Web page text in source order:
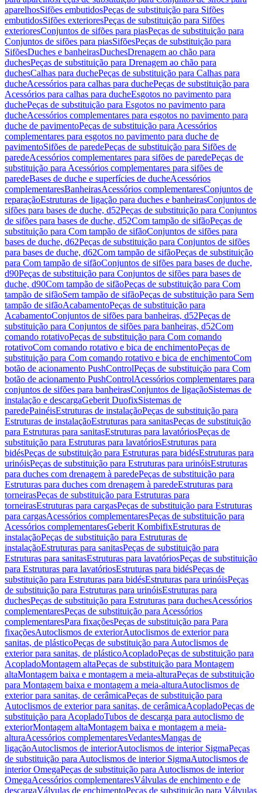
aparelhosSifões embutidosPeças de substituição para Sifões
embutidosSifões exterioresPeças de substituição para Sifões
exterioresConjuntos de sifões para piasPeças de substituição para
Conjuntos de sifões para piasSifõesPeças de substituição para
SifõesDuches e banheirasDuchesDrenagem ao chão para
duchesPeças de substituição para Drenagem ao chão para
duchesCalhas para duchePeças de substituição para Calhas para
ducheAcessórios para calhas para duchePeças de substituição para
Acessórios para calhas para ducheEsgotos no pavimento para
duchePeças de substituição para Esgotos no pavimento para
ducheAcessórios complementares para esgotos no pavimento para
duche de pavimentoPeças de substituição para Acessórios
complementares para esgotos no pavimento para duche de
pavimentoSifões de paredePeças de substituição para Sifões de
paredeAcessórios complementares para sifões de paredePeças de
substituição para Acessórios complementares para sifões de
paredeBases de duche e superfícies de ducheAcessórios
complementaresBanheirasAcessórios complementaresConjuntos de
reparaçãoEstruturas de ligação para duches e banheirasConjuntos de
sifões para bases de duche, d52Peças de substituição para Conjuntos
de sifões para bases de duche, d52Com tampão de sifãoPeças de
substituição para Com tampão de sifãoConjuntos de sifões para
bases de duche, d62Peças de substituição para Conjuntos de sifões
para bases de duche, d62Com tampão de sifãoPeças de substituição
para Com tampão de sifãoConjuntos de sifões para bases de duche,
d90Peças de substituição para Conjuntos de sifões para bases de
duche, d90Com tampão de sifãoPeças de substituição para Com
tampão de sifãoSem tampão de sifãoPeças de substituição para Sem
tampão de sifãoAcabamentoPeças de substituição para
AcabamentoConjuntos de sifões para banheiras, d52Peças de
substituição para Conjuntos de sifões para banheiras, d52Com
comando rotativoPeças de substituição para Com comando
rotativoCom comando rotativo e bica de enchimentoPeças de
substituição para Com comando rotativo e bica de enchimentoCom
botão de acionamento PushControlPeças de substituição para Com
botão de acionamento PushControlAcessórios complementares para
conjuntos de sifões para banheirasConjuntos de ligaçãoSistemas de
instalação e descargaGeberit DuofixSistemas de
paredePainéisEstruturas de instalaçãoPeças de substituição para
Estruturas de instalaçãoEstruturas para sanitasPeças de substituição
para Estruturas para sanitasEstruturas para lavatóriosPeças de
substituição para Estruturas para lavatóriosEstruturas para
bidésPeças de substituição para Estruturas para bidésEstruturas para
urinóisPeças de substituição para Estruturas para urinóisEstruturas
para duches com drenagem à paredePeças de substituição para
Estruturas para duches com drenagem à paredeEstruturas para
torneirasPeças de substituição para Estruturas para
torneirasEstruturas para cargasPeças de substituição para Estruturas
para cargasAcessórios complementaresPeças de substituição para
Acessórios complementaresGeberit KombifixEstruturas de
instalaçãoPeças de substituição para Estruturas de
instalaçãoEstruturas para sanitasPeças de substituição para
Estruturas para sanitasEstruturas para lavatóriosPeças de substituição
para Estruturas para lavatóriosEstruturas para bidésPeças de
substituição para Estruturas para bidésEstruturas para urinóisPeças
de substituição para Estruturas para urinóisEstruturas para
duchesPeças de substituição para Estruturas para duchesAcessórios
complementaresPeças de substituição para Acessórios
complementaresPara fixaçõesPeças de substituição para Para
fixaçõesAutoclismos de exteriorAutoclismos de exterior para
sanitas, de plásticoPeças de substituição para Autoclismos de
exterior para sanitas, de plásticoAcopladoPeças de substituição para
AcopladoMontagem altaPeças de substituição para Montagem
altaMontagem baixa e montagem a meia-alturaPeças de substituição
para Montagem baixa e montagem a meia-alturaAutoclismos de
exterior para sanitas, de cerâmicaPeças de substituição para
Autoclismos de exterior para sanitas, de cerâmicaAcopladoPeças de
substituição para AcopladoTubos de descarga para autoclismo de
exteriorMontagem altaMontagem baixa e montagem a meia-
alturaAcessórios complementaresVedantesMangas de
ligaçãoAutoclismos de interiorAutoclismos de interior SigmaPeças
de substituição para Autoclismos de interior SigmaAutoclismos de
interior OmegaPeças de substituição para Autoclismos de interior
OmegaAcessórios complementaresVálvulas de enchimento e de
descargaVálvulas de enchimentoPeças de substituição para Válvulas